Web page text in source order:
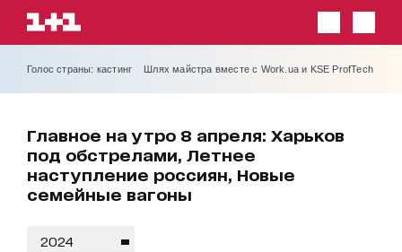
Голос страны: кастинг Шлях майстра вместе с Work.ua и KSE ProfTech
Главное на утро 8 апреля: Харьков
под обстрелами, Летнее
наступление россиян, Новые
семейные вагоны
2024